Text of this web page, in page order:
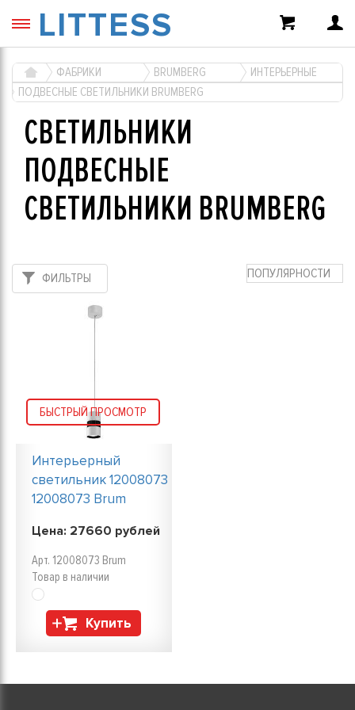
LITTESS
ФАБРИКИ BRUMBERG
ИНТЕРЬЕРНЫЕ
ПОДВЕСНЫЕ СВЕТИЛЬНИКИ BRUMBERG
СВЕТИЛЬНИКИ
ПОДВЕСНЫЕ
СВЕТИЛЬНИКИ BRUMBERG
ПОПУЛЯРНОСТИ
ФИЛЬТРЫ
БЫСТРЫЙ ПРОСМОТР
Интерьерный
светильник 12008073
12008073 Brum
Цена: 27660 рублей
Арт. 12008073 Brum
Товар в наличии
Купить